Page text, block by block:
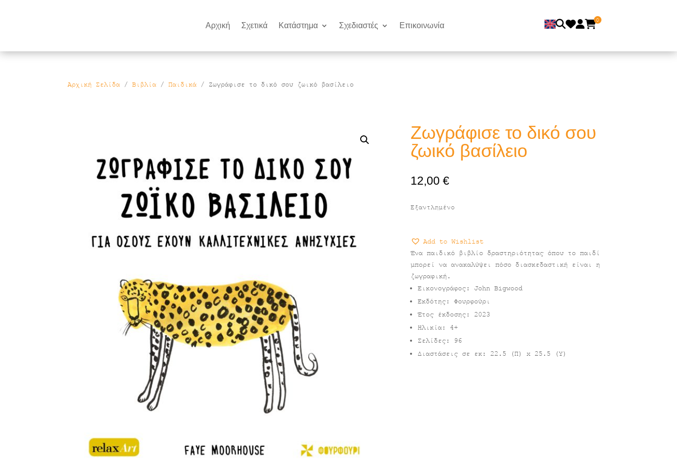
Αρχική Σχετικά Κατάστημα Σχεδιαστές Επικοινωνία
0
Αρχική Σελίδα /Βιβλία /Παιδικά / Ζωγράφισε το δικό σου ζωικό βασίλειο
Ζωγράφισε το δικό σου
ζωικό βασίλειο
12,00 €
Εξαντλημένο
Add to Wishlist
Ένα παιδικό βιβλίο δραστηριότητας όπου το παιδί
μπορεί να ανακαλύψει πόσο διασκεδαστική είναι η
ζωγραφική.
Εικονογράφος: John Bigwood
Εκδότης: Φουρφούρι
Έτος έκδοσης: 2023
Ηλικία: 4+
Σελίδες: 96
Διαστάσεις σε εκ: 22.5 (Π) x 25.5 (Υ)